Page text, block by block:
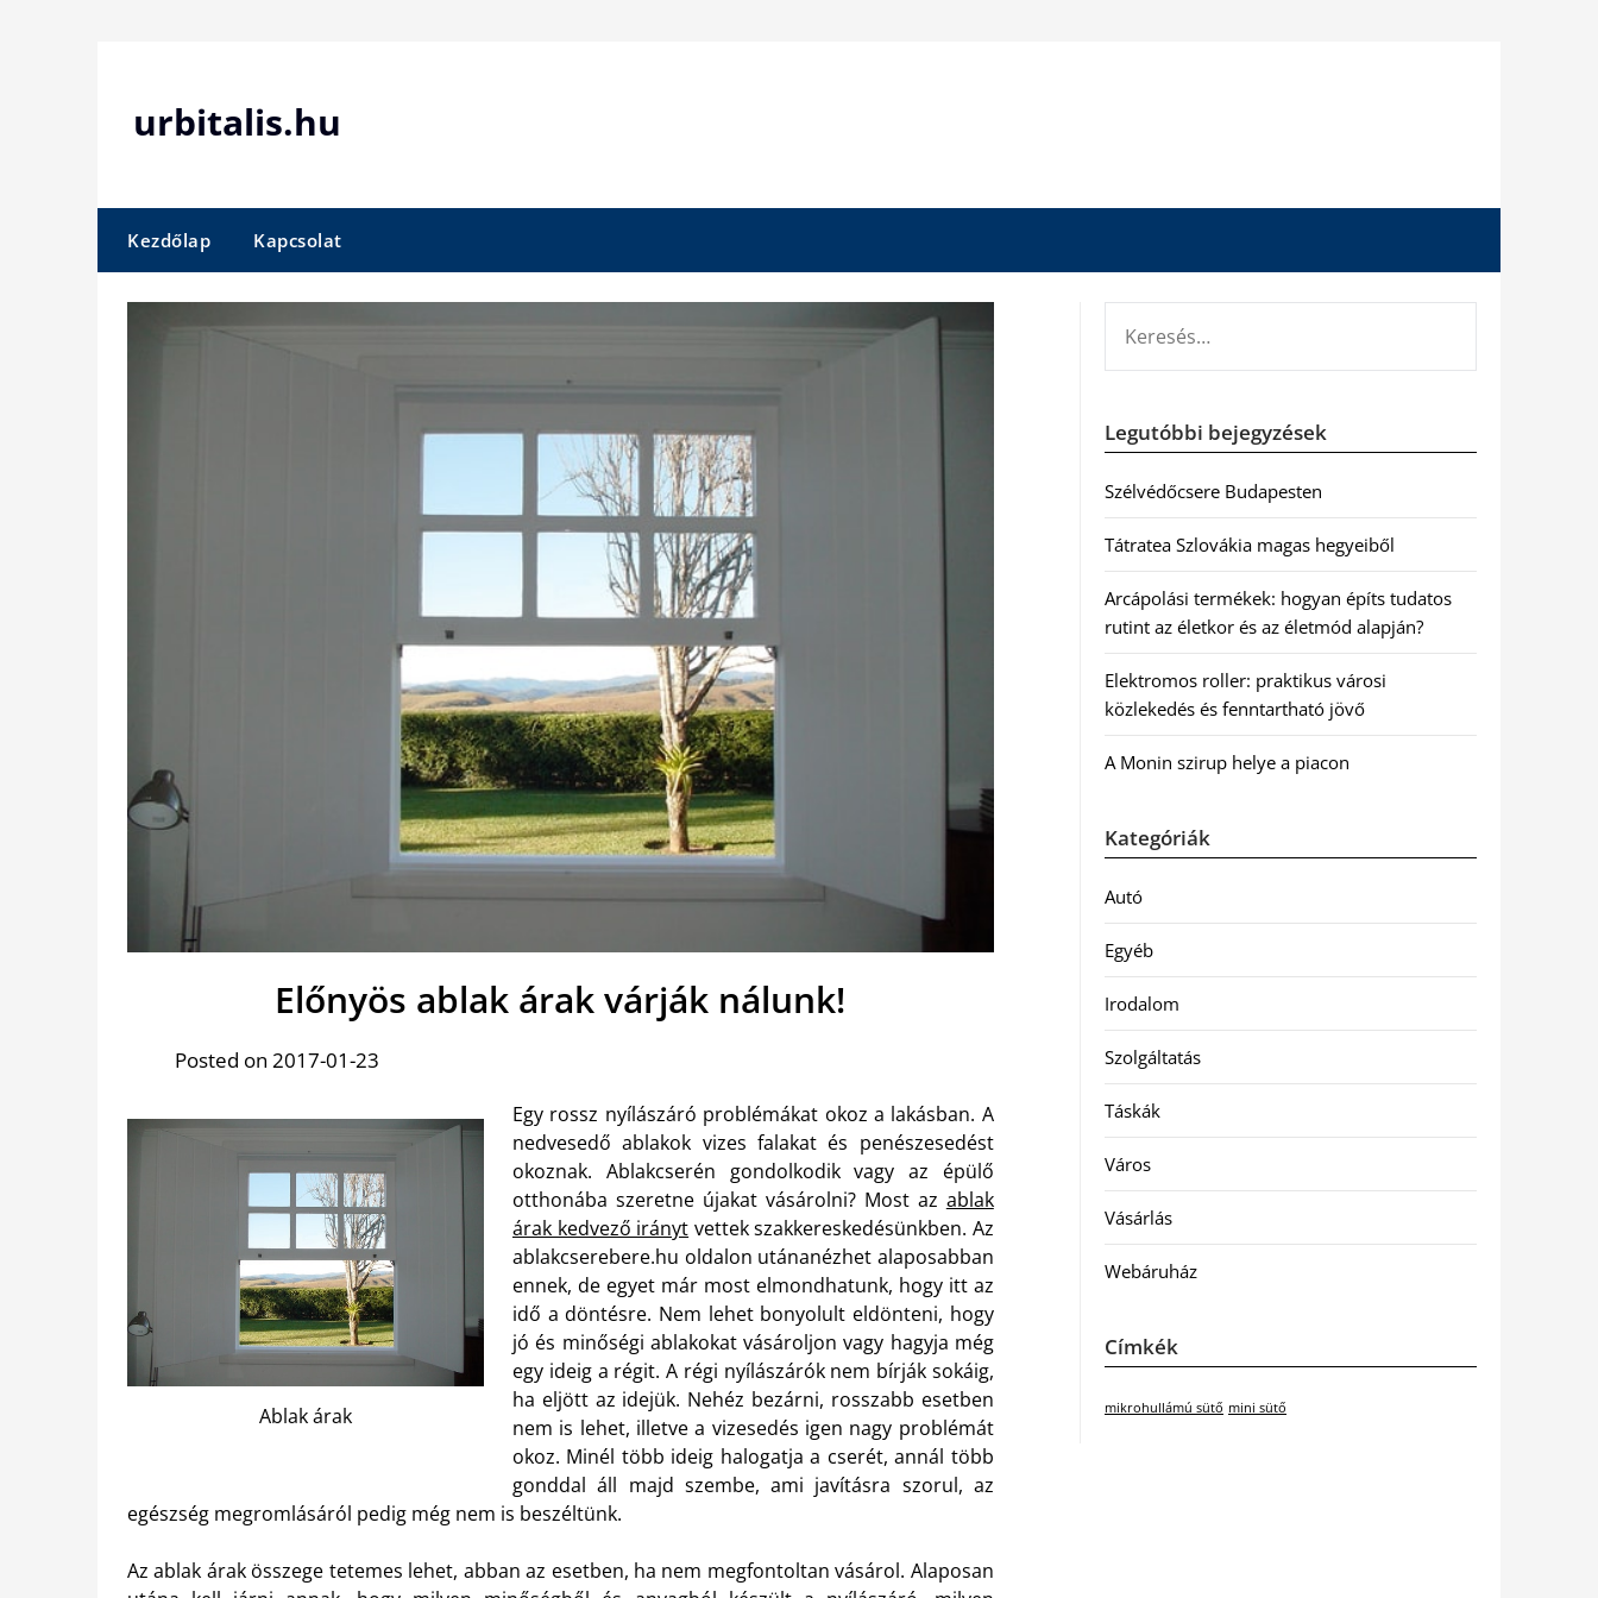
urbitalis.hu
Kezdőlap Kapcsolat
Előnyös ablak árak várják nálunk!
Posted on 2017-01-23
Ablak árak
Egy rossz nyílászáró problémákat okoz a lakásban. A
nedvesedő ablakok vizes falakat és penészesedést
okoznak. Ablakcserén gondolkodik vagy az épülő
otthonába szeretne újakat vásárolni? Most az ablak
árak kedvező irányt vettek szakkereskedésünkben. Az
ablakcserebere.hu oldalon utánanézhet alaposabban
ennek, de egyet már most elmondhatunk, hogy itt az
idő a döntésre. Nem lehet bonyolult eldönteni, hogy
jó és minőségi ablakokat vásároljon vagy hagyja még
egy ideig a régit. A régi nyílászárók nem bírják sokáig,
ha eljött az idejük. Nehéz bezárni, rosszabb esetben
nem is lehet, illetve a vizesedés igen nagy problémát
okoz. Minél több ideig halogatja a cserét, annál több
gonddal áll majd szembe, ami javításra szorul, az
egészség megromlásáról pedig még nem is beszéltünk.
Az ablak árak összege tetemes lehet, abban az esetben, ha nem megfontoltan vásárol. Alaposan
Legutóbbi bejegyzések
Szélvédőcsere Budapesten
Tátratea Szlovákia magas hegyeiből
Arcápolási termékek: hogyan építs tudatos
rutint az életkor és az életmód alapján?
Elektromos roller: praktikus városi
közlekedés és fenntartható jövő
A Monin szirup helye a piacon
Kategóriák
Autó
Egyéb
Irodalom
Szolgáltatás
Táskák
Város
Vásárlás
Webáruház
Címkék
mikrohullámú sütő mini sütő